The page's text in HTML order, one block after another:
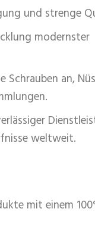
und strenge
modernster
Schrauben an,
weltweit.
mit einem